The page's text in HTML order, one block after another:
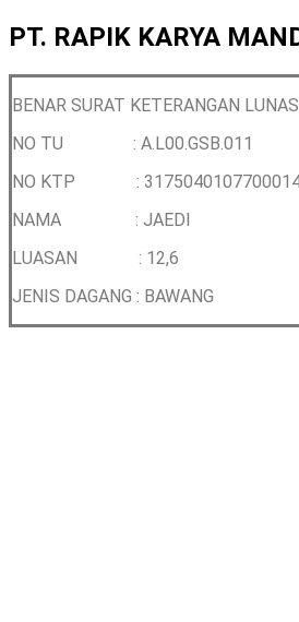
PT. RAPIK KARYA
BENAR SURAT KETERANGAN
NO TU : A.L00.GSB.011
NO KTP :
NAMA : JAEDI
LUASAN : 12,6
JENIS DAGANG : BAWANG